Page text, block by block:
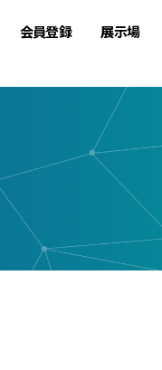
会員登録 展示場